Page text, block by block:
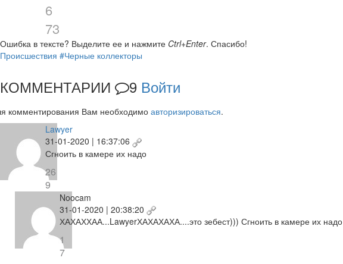
6
73
Ошибка в тексте? Выделите ее и нажмите Ctrl+Enter. Спасибо!
Происшествия #Черные коллекторы
КОММЕНТАРИИ 9 Войти
комментирования Вам необходимо авторизироваться.
Lawyer
31-01-2020 | 16:37:06
Сгноить в камере их надо
26
9
Noocam
31-01-2020 | 20:38:20
ХАХАХХАА...LawyerХАХАХАХА....это зебест))) Сгноить в камере их надо
1
7